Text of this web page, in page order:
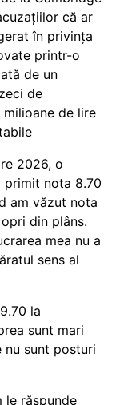
că ar
în privința
printr-o
de un
de
de lire
2026, o
primit nota 8.70
am văzut nota
din plâns.
mea nu a
sens al
la
sunt mari
nu sunt posturi
le răspunde